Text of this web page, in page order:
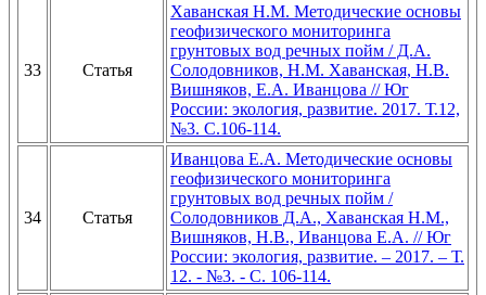
33 Статья
Хаванская Н.М. Методические основы
геофизического мониторинга
грунтовых вод речных пойм / Д.А.
Солодовников, Н.М. Хаванская, Н.В.
Вишняков, Е.А. Иванцова // Юг
России: экология, развитие. 2017. Т.12,
№3. С.106-114.
34 Статья
Иванцова Е.А. Методические основы
геофизического мониторинга
грунтовых вод речных пойм /
Солодовников Д.А., Хаванская Н.М.,
Вишняков, Н.В., Иванцова Е.А. // Юг
России: экология, развитие. – 2017. – Т.
12. - №3. - С. 106-114.